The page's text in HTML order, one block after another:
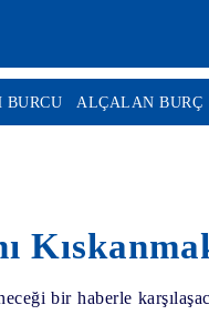
ALÇALAN BURÇ
bir haberle